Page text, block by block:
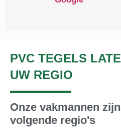
PVC TEGELS
UW REGIO
Onze vakmannen
volgende regio's